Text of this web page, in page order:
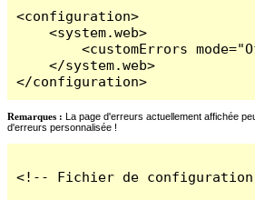
<configuration>
    <system.web>
<customErrors
    </system.web>
</configuration>
Remarques : La page d'erreurs actuellement affichée
d'erreurs personnalisée !
<!-- Fichier de configuration